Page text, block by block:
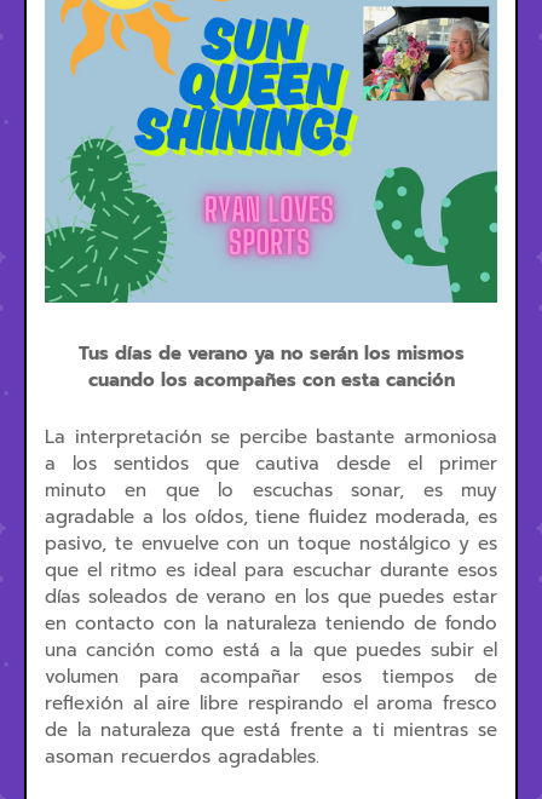
Tus días de verano ya no serán los mismos
cuando los acompañes con esta canción
La interpretación se percibe bastante armoniosa
a los sentidos que cautiva desde el primer
minuto en que lo escuchas sonar, es muy
agradable a los oídos, tiene fluidez moderada, es
pasivo, te envuelve con un toque nostálgico y es
que el ritmo es ideal para escuchar durante esos
días soleados de verano en los que puedes estar
en contacto con la naturaleza teniendo de fondo
una canción como está a la que puedes subir el
volumen para acompañar esos tiempos de
reflexión al aire libre respirando el aroma fresco
de la naturaleza que está frente a ti mientras se
asoman recuerdos agradables.